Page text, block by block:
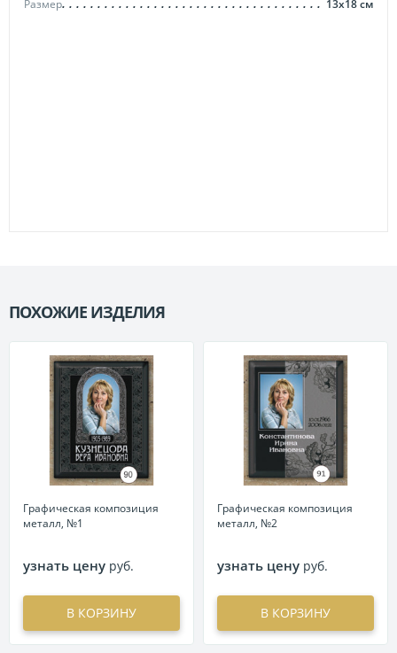
Размер 13х18см
ПОХОЖИЕ ИЗДЕЛИЯ
Графическая композиция
металл, №1
узнать цену руб.
В КОРЗИНУ
Графическая композиция
металл, №2
узнать цену руб.
В КОРЗИНУ